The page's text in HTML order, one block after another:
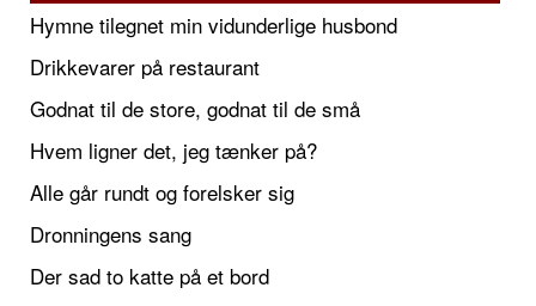
Hymne tilegnet min vidunderlige husbond
Drikkevarer på restaurant
Godnat til de store, godnat til de små
Hvem ligner det, jeg tænker på?
Alle går rundt og forelsker sig
Dronningens sang
Der sad to katte på et bord